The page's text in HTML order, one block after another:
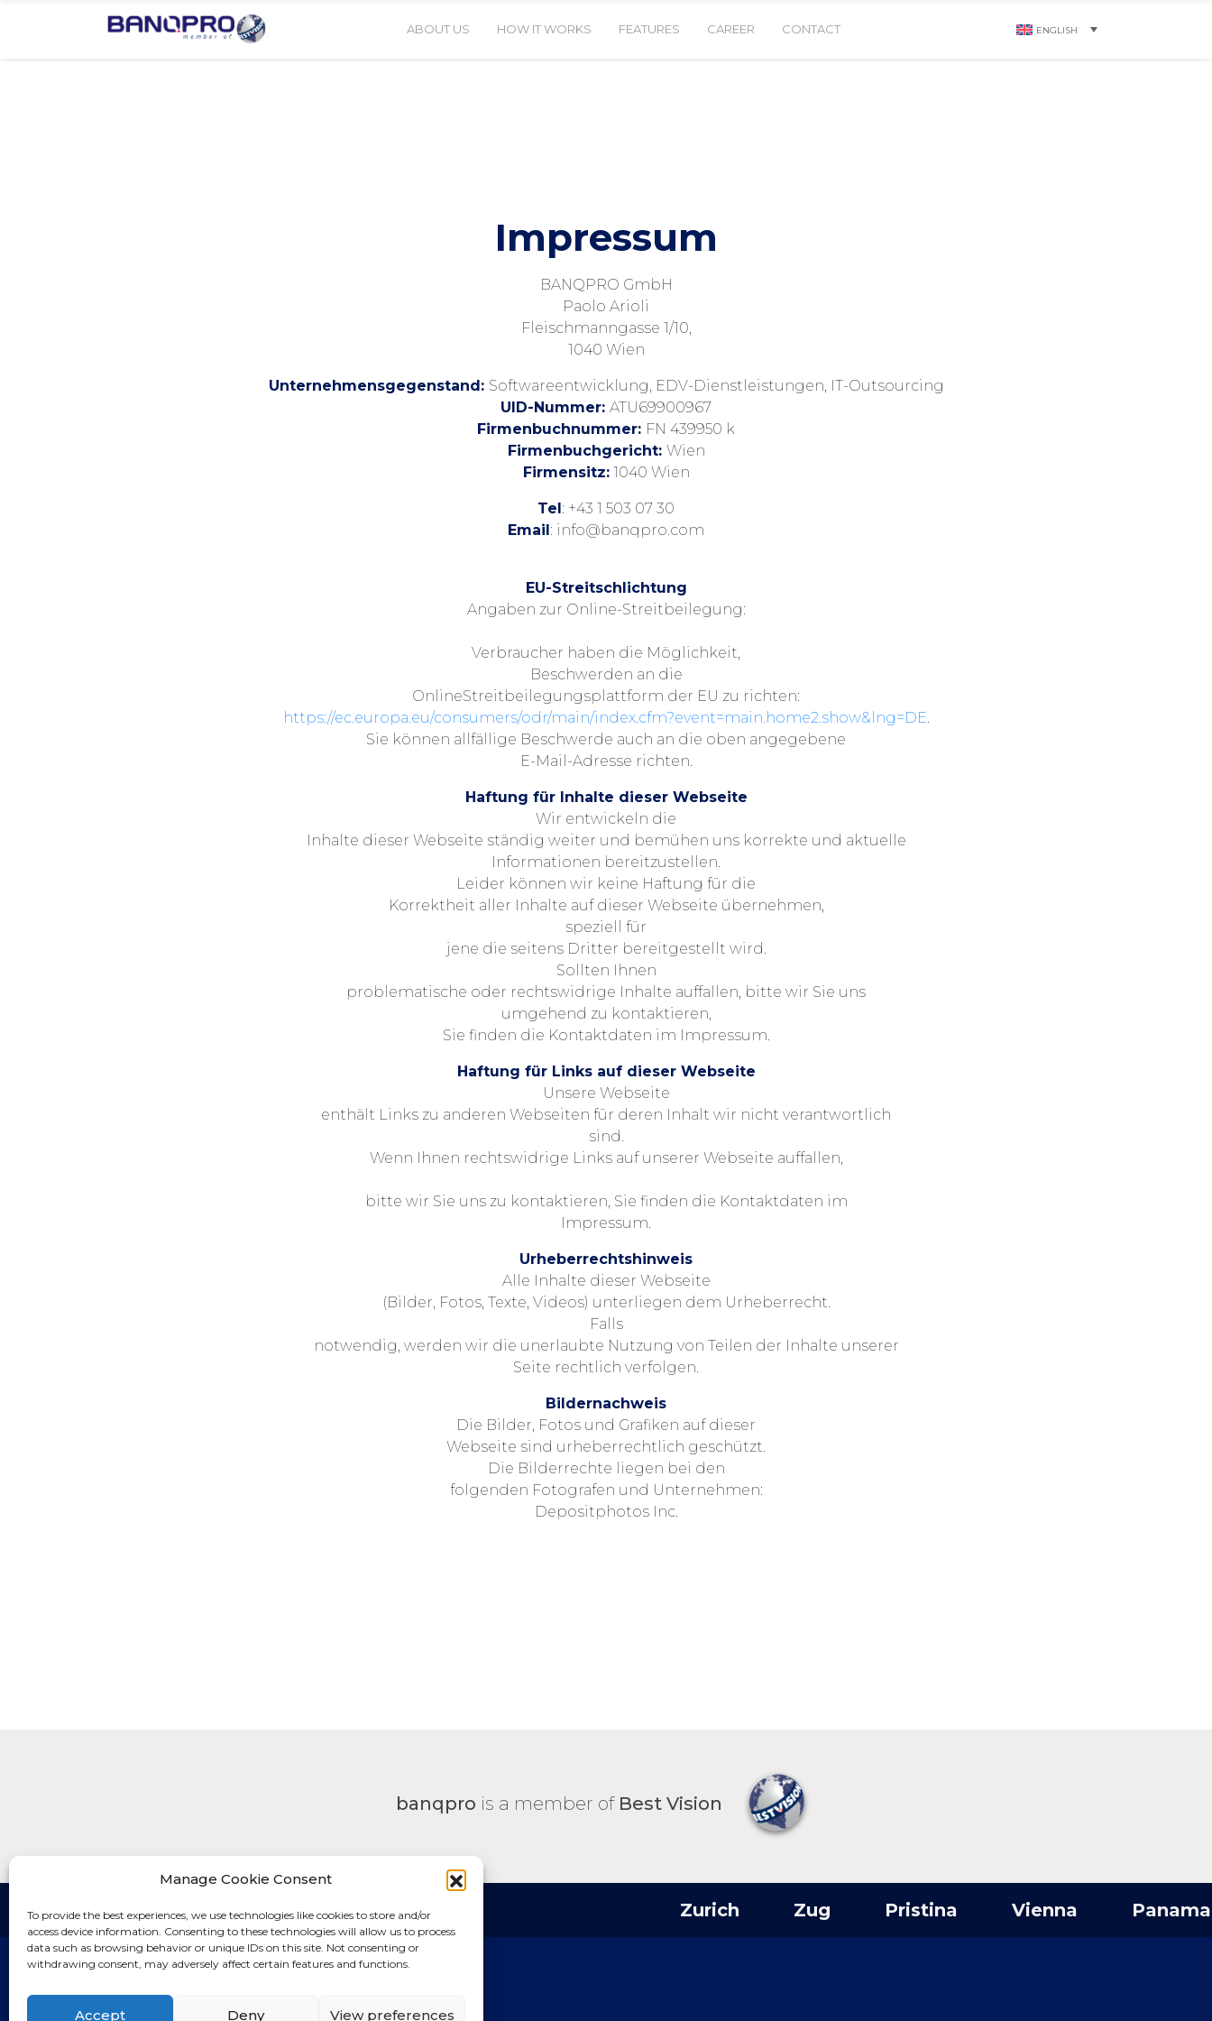
Manage Cookie Consent
To provide the best experiences, we use technologies like cookies to store and/or
access device information. Consenting to these technologies will allow us to process
data such as browsing behavior or unique IDs on this site. Not consenting or
withdrawing consent, may adversely affect certain features and functions.
Accept Deny View preferences
ABOUT US HOW IT WORKS FEATURES CAREER CONTACT ENGLISH
Impressum
BANQPRO GmbH
Paolo Arioli
Fleischmanngasse 1/10,
1040 Wien
Unternehmensgegenstand: Softwareentwicklung, EDV-Dienstleistungen, IT-Outsourcing
UID-Nummer: ATU69900967
Firmenbuchnummer: FN 439950 k
Firmenbuchgericht: Wien
Firmensitz:1040 Wien
Tel: +43 1 503 07 30
Email: info@banqpro.com
EU-Streitschlichtung
Angaben zur Online-Streitbeilegung:
Verbraucher haben die Möglichkeit,
Beschwerden an die
OnlineStreitbeilegungsplattform der EU zu richten:
https://ec.europa.eu/consumers/odr/main/index.cfm?event=main.home2.show&lng=DE
Sie können allfällige Beschwerde auch an die oben angegebene
E-Mail-Adresse richten.
Haftung für Inhalte dieser Webseite
Wir entwickeln die
Inhalte dieser Webseite ständig weiter und bemühen uns korrekte und aktuelle
Informationen bereitzustellen.
Leider können wir keine Haftung für die
Korrektheit aller Inhalte auf dieser Webseite übernehmen,
speziell für
jene die seitens Dritter bereitgestellt wird.
Sollten Ihnen
problematische oder rechtswidrige Inhalte auffallen, bitte wir Sie uns
umgehend zu kontaktieren,
Sie finden die Kontaktdaten im Impressum.
Haftung für Links auf dieser Webseite
Unsere Webseite
enthält Links zu anderen Webseiten für deren Inhalt wir nicht verantwortlich
sind.
Wenn Ihnen rechtswidrige Links auf unserer Webseite auffallen,
bitte wir Sie uns zu kontaktieren, Sie finden die Kontaktdaten im
Impressum.
Urheberrechtshinweis
Alle Inhalte dieser Webseite
(Bilder, Fotos, Texte, Videos) unterliegen dem Urheberrecht.
Falls
notwendig, werden wir die unerlaubte Nutzung von Teilen der Inhalte unserer
Seite rechtlich verfolgen.
Bildernachweis
Die Bilder, Fotos und Grafiken auf dieser
Webseite sind urheberrechtlich geschützt.
Die Bilderrechte liegen bei den
folgenden Fotografen und Unternehmen:
Depositphotos Inc.
banqpro is a member of Best Vision
Zug Pristina Vienna Panama